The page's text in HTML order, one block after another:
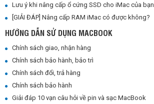
Lưu ý khi nâng cấp ổ cứng SSD cho iMac của bạn
[GIẢI ĐÁP] Nâng cấp RAM iMac có được không?
HƯỚNG DẪN SỬ DỤNG MACBOOK
Chính sách giao, nhận hàng
Chính sách bảo hành, bảo trì
Chính sách đổi, trả hàng
Chính sách bảo hành
Giải đáp 10 vạn câu hỏi về pin và sạc MacBook